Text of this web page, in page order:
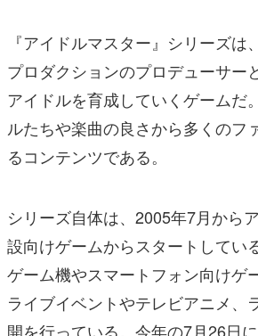
『アイドルマスター』シリーズ
プロダクションのプロデューサー
アイドルを育成していくゲームだ
ルたちや楽曲の良さから多くのフ
るコンテンツである。
シリーズ自体は、2005年7月から
設向けゲームからスタートしてい
ゲーム機やスマートフォン向けゲ
ライブイベントやテレビアニメ、
開を行っている。今年の7月26日